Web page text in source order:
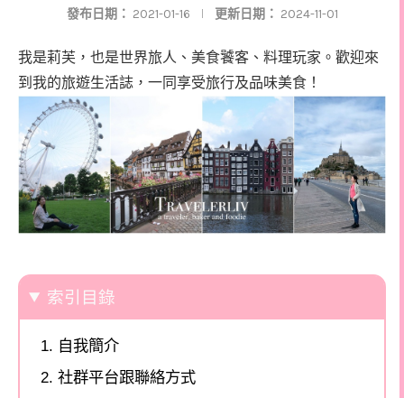
發布日期： 2021-01-16 更新日期： 2024-11-01
我是莉芙，也是世界旅人、美食饕客、料理玩家。歡迎來
到我的旅遊生活誌，一同享受旅行及品味美食！
索引目錄
自我簡介
社群平台跟聯絡方式